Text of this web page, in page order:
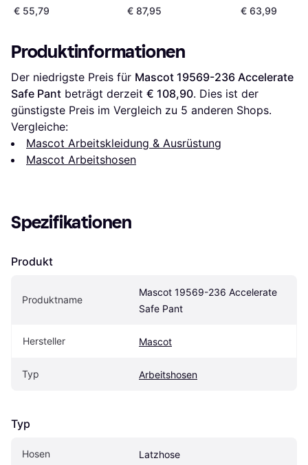
Pants
€ 55,79 € 87,95 € 63,99
Produktinformationen
Der niedrigste Preis für Mascot 19569-236 Accelerate
Safe Pant beträgt derzeit € 108,90. Dies ist der
günstigste Preis im Vergleich zu 5 anderen Shops.
Vergleiche:
Mascot Arbeitskleidung & Ausrüstung
Mascot Arbeitshosen
Spezifikationen
Produkt
Produktname
Mascot 19569-236 Accelerate
Safe Pant
Hersteller Mascot
Typ Arbeitshosen
Typ
Hosen Latzhose